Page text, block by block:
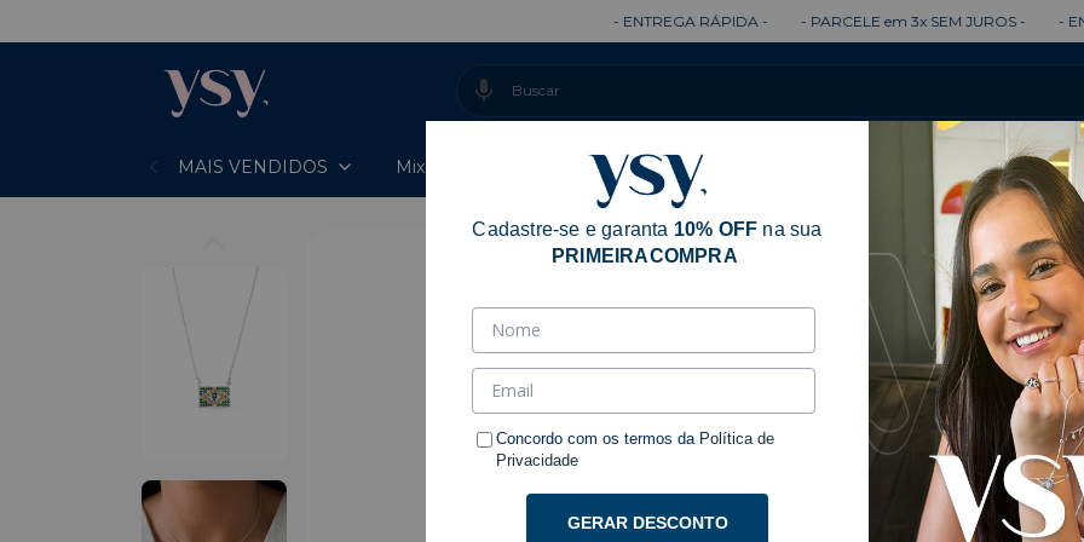
- ENTREGA RÁPIDA - - PARCELE em 3x SEM JUROS - - ENTREGA
MAIS VENDIDOS Mixes Prontos Colares Pulseiras
Início
Prata
Colar
Cadastre-se e garanta 10% OFF na sua
PRIMEIRACOMPRA
Concordo com os termos da Política de
Privacidade
GERAR DESCONTO